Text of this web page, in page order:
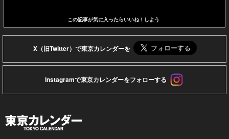
この記事が気に入ったらいいね！しよう
X（旧Twitter）で東京カレンダーを
Instagramで東京カレンダーをフォローする